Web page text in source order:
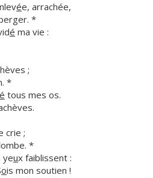
ée, arrachée,
*
é ma vie :
;
*
é tous mes os.
crie ;
*
yeux faiblissent :
ois mon soutien !